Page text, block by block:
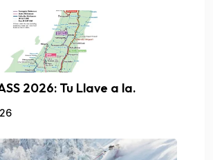
2026: Tu Llave a la.